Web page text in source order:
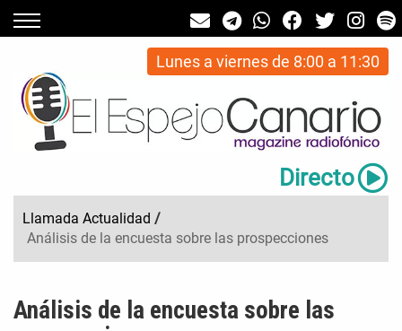
Lunes a viernes de 8:00 a 11:30
Directo
Llamada Actualidad /
Análisis de la encuesta sobre las prospecciones
Análisis de la encuesta sobre las